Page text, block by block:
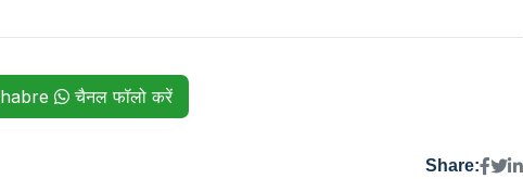
चैनल फॉलो करें
Share: